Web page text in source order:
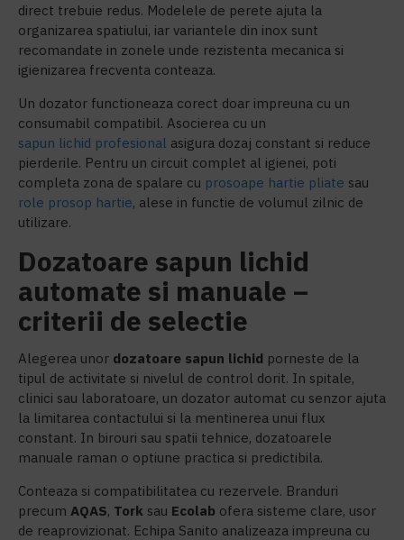
direct trebuie redus. Modelele de perete ajuta la
organizarea spatiului, iar variantele din inox sunt
recomandate in zonele unde rezistenta mecanica si
igienizarea frecventa conteaza.
Un dozator functioneaza corect doar impreuna cu un
consumabil compatibil. Asocierea cu un
sapun lichid profesional asigura dozaj constant si reduce
pierderile. Pentru un circuit complet al igienei, poti
completa zona de spalare cu prosoape hartie pliate sau
role prosop hartie, alese in functie de volumul zilnic de
utilizare.
Dozatoare sapun lichid
automate si manuale –
criterii de selectie
Alegerea unor dozatoare sapun lichid porneste de la
tipul de activitate si nivelul de control dorit. In spitale,
clinici sau laboratoare, un dozator automat cu senzor ajuta
la limitarea contactului si la mentinerea unui flux
constant. In birouri sau spatii tehnice, dozatoarele
manuale raman o optiune practica si predictibila.
Conteaza si compatibilitatea cu rezervele. Branduri
precum AQAS, Tork sau Ecolab ofera sisteme clare, usor
de reaprovizionat. Echipa Sanito analizeaza impreuna cu